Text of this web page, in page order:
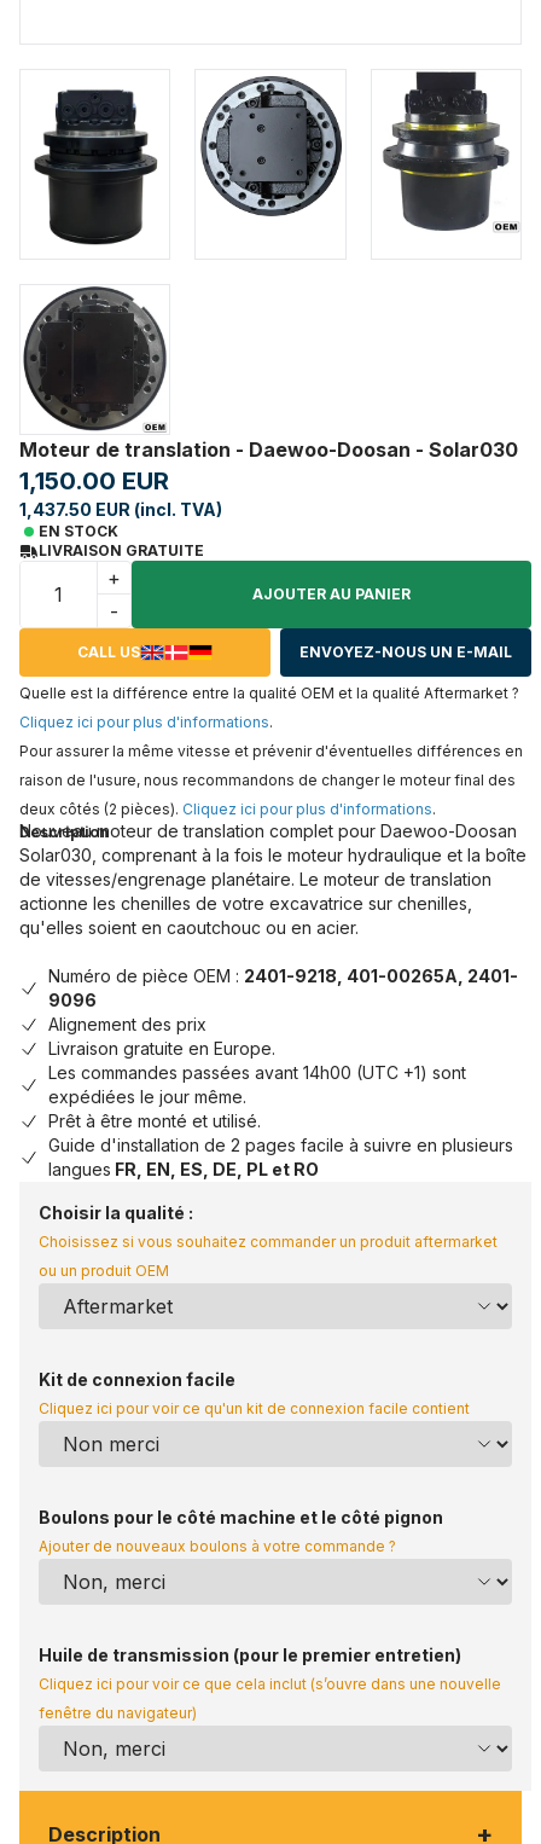
Moteur de translation - Daewoo-Doosan - Solar030
1,150.00 EUR
1,437.50 EUR (incl. TVA)
EN STOCK
LIVRAISON GRATUITE
+
-
AJOUTER AU PANIER
CALL US ENVOYEZ-NOUS UN E-MAIL
Quelle est la différence entre la qualité OEM et la qualité Aftermarket ?
Cliquez ici pour plus d'informations.
Pour assurer la même vitesse et prévenir d'éventuelles différences en
raison de l'usure, nous recommandons de changer le moteur final des
deux côtés (2 pièces). Cliquez ici pour plus d'informations.
Description
Nouveau moteur de translation complet pour Daewoo-Doosan
Solar030, comprenant à la fois le moteur hydraulique et la boîte
de vitesses/engrenage planétaire. Le moteur de translation
actionne les chenilles de votre excavatrice sur chenilles,
qu'elles soient en caoutchouc ou en acier.
Numéro de pièce OEM : 2401-9218, 401-00265A, 2401-
9096
Alignement des prix
Livraison gratuite en Europe.
Les commandes passées avant 14h00 (UTC +1) sont
expédiées le jour même.
Prêt à être monté et utilisé.
Guide d'installation de 2 pages facile à suivre en plusieurs
langues FR, EN, ES, DE, PL et RO
Choisir la qualité :
Choisissez si vous souhaitez commander un produit aftermarket
ou un produit OEM
Kit de connexion facile
Cliquez ici pour voir ce qu'un kit de connexion facile contient
Boulons pour le côté machine et le côté pignon
Ajouter de nouveaux boulons à votre commande ?
Huile de transmission (pour le premier entretien)
Cliquez ici pour voir ce que cela inclut (s’ouvre dans une nouvelle
fenêtre du navigateur)
Description +